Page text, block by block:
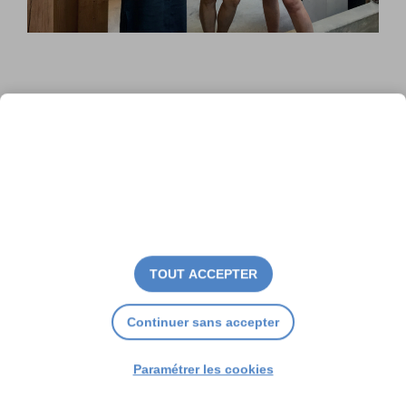
TOUT ACCEPTER
Continuer sans accepter
Paramétrer les cookies